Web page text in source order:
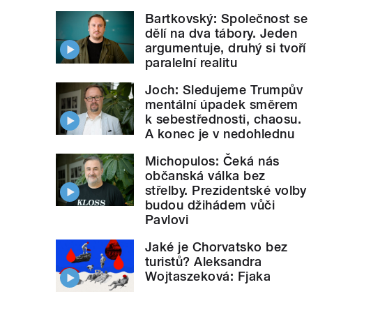
Bartkovský: Společnost se
dělí na dva tábory. Jeden
argumentuje, druhý si tvoří
paralelní realitu
Joch: Sledujeme Trumpův
mentální úpadek směrem
k sebestřednosti, chaosu.
A konec je v nedohlednu
Michopulos: Čeká nás
občanská válka bez
střelby. Prezidentské volby
budou džihádem vůči
Pavlovi
Jaké je Chorvatsko bez
turistů? Aleksandra
Wojtaszeková: Fjaka